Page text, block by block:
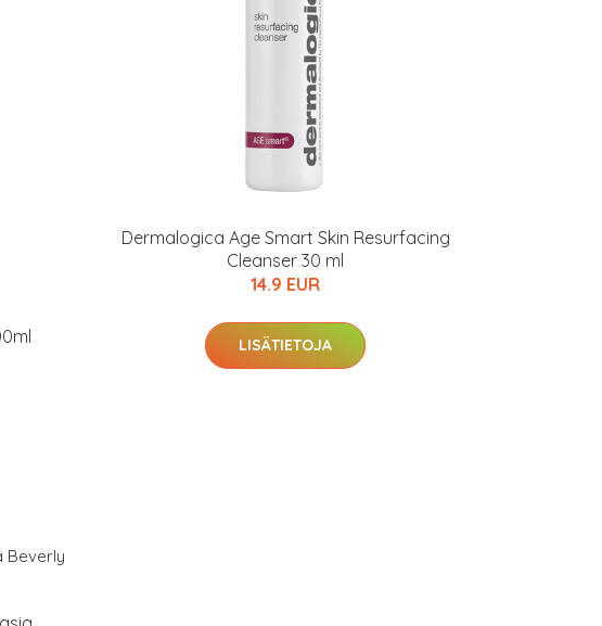
Dermalogica Age Smart Skin Resurfacing
Cleanser 30 ml
14.9 EUR
LISÄTIETOJA